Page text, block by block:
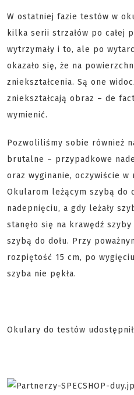
W ostatniej fazie testów w
kilka serii strzałów po całej
wytrzymały i to, ale po
okazało się, że na
zniekształcenia. Są one
zniekształcają obraz – de
wymienić.
Pozwoliliśmy sobie również
brutalne – przypadkowe
oraz wyginanie, oczywiście w
Okularom leżącym szybą do
nadepnięciu, a gdy leżały
stanęło się na krawędź
szybą do dołu. Przy
rozpiętość 15 cm, po
szyba nie pękła.
Okulary do testów